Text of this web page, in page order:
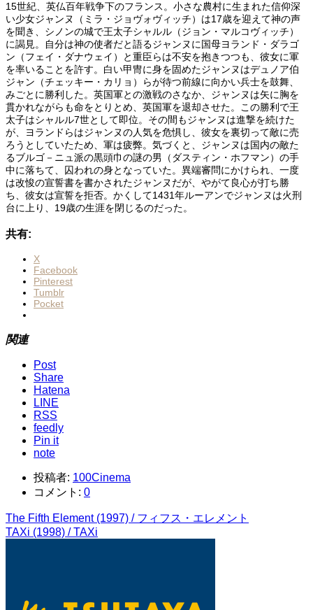
15世紀、英仏百年戦争下のフランス。小さな農村に生まれた信仰深
い少女ジャンヌ（ミラ・ジョヴォヴィッチ）は17歳を迎えて神の声
を聞き、シノンの城で王太子シャルル（ジョン・マルコヴィッチ）
に謁見。自分は神の使者だと語るジャンヌに国母ヨランド・ダラゴ
ン（フェイ・ダナウェイ）と重臣らは不安を抱きつつも、彼女に軍
を率いることを許す。白い甲冑に身を固めたジャンヌはデュノア伯
ジャン（チェッキー・カリョ）らが待つ前線に向かい兵士を鼓舞、
みごとに勝利した。英国軍との激戦のさなか、ジャンヌは矢に胸を
貫かれながらも命をとりとめ、英国軍を退却させた。この勝利で王
太子はシャルル7世として即位。その間もジャンヌは進撃を続けた
が、ヨランドらはジャンヌの人気を危惧し、彼女を裏切って敵に売
ろうとしていたため、軍は疲弊。気づくと、ジャンヌは国内の敵た
るブルゴ－ニュ派の黒頭巾の謎の男（ダスティン・ホフマン）の手
中に落ちて、囚われの身となっていた。異端審問にかけられ、一度
は改悛の宣誓書を書かされたジャンヌだが、やがて良心が打ち勝
ち、彼女は宣誓を拒否。かくして1431年ルーアンでジャンヌは火刑
台に上り、19歳の生涯を閉じるのだった。
共有:
X
Facebook
Pinterest
Tumblr
Pocket
関連
Post
Share
Hatena
LINE
RSS
feedly
Pin it
note
投稿者: 100Cinema
コメント: 0
The Fifth Element (1997) / フィフス・エレメント
TAXi (1998) / TAXi